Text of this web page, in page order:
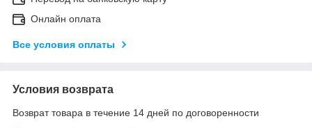
Онлайн оплата
Все условия оплаты
Условия возврата
Возврат товара в течение 14 дней по договоренности